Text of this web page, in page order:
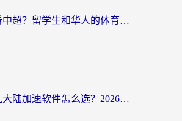
海外如何看中超？留学生和华人的体育赛事观看终极指南（附欧洲杯奥运会观看技巧）
国外玩第九大陆加速软件怎么选？2026终极指南帮你告别延迟卡顿